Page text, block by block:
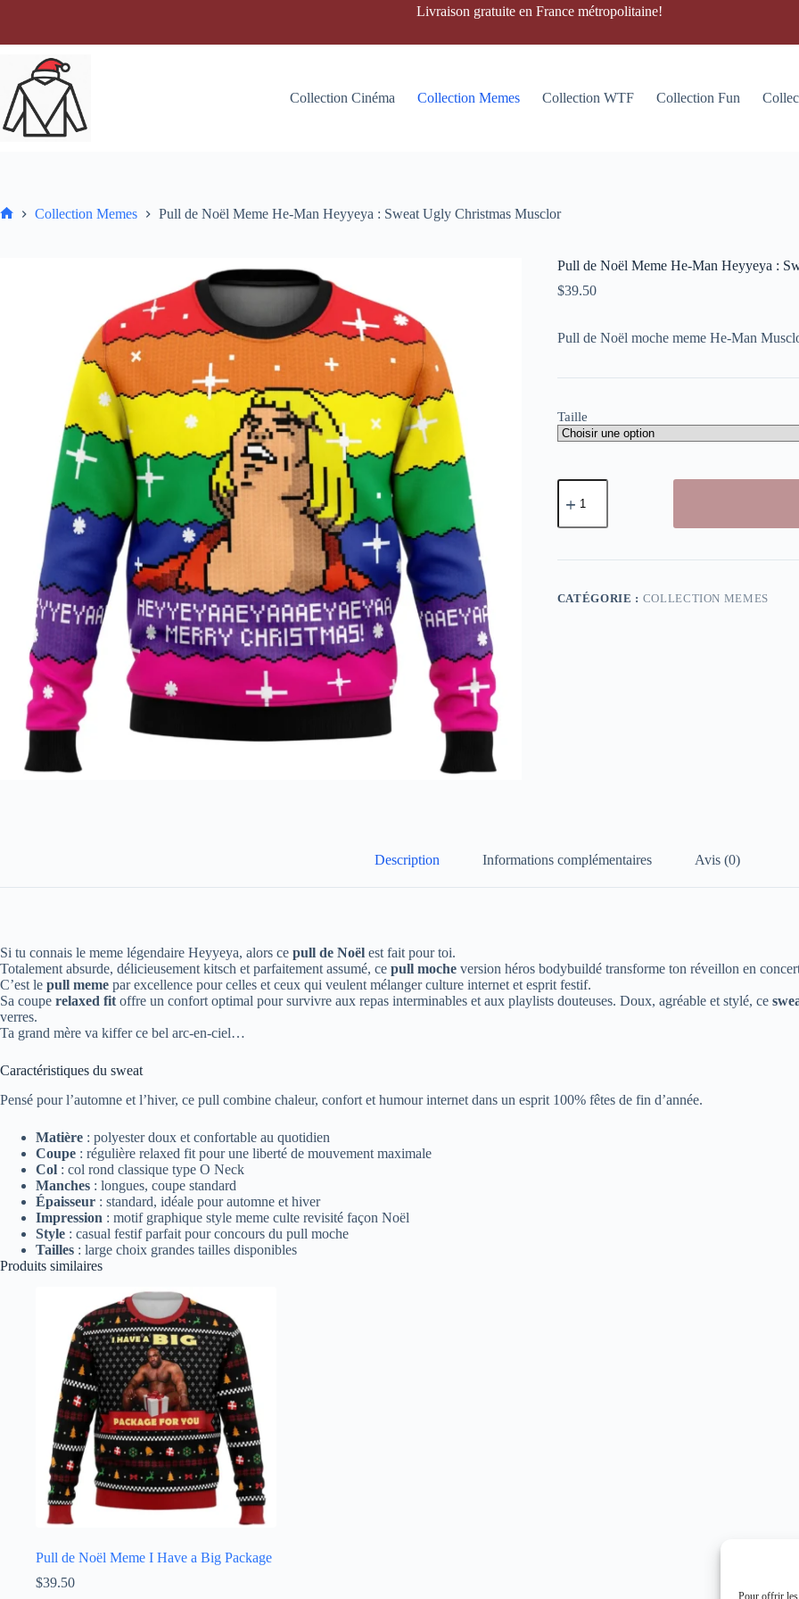
Pour offrir les
Livraison gratuite en France métropolitaine!
Collection Cinéma Collection Memes Collection WTF Collection Fun
Collection Memes Pull de Noël Meme He-Man Heyyeya : Sweat Ugly Christmas Musclor
Pull de Noël Meme He-Man Heyyeya :
$39.50
Pull de Noël moche meme He-Man
Taille
quantité
de
de
Meme
Man
Heyyeya
CATÉGORIE : COLLECTION MEMES
Description Informations complémentaires Avis (0)
Si tu connais le meme légendaire Heyyeya, alors ce pull de Noël est fait pour toi.
Totalement absurde, délicieusement kitsch et parfaitement assumé, ce pull moche version héros bodybuildé transforme ton réveillon en
C’est le pull meme par excellence pour celles et ceux qui veulent mélanger culture internet et esprit festif.
Sa coupe relaxed fit offre un confort optimal pour survivre aux repas interminables et aux playlists douteuses. Doux, agréable et stylé, ce
verres.
Ta grand mère va kiffer ce bel arc-en-ciel…
Caractéristiques du sweat
Pensé pour l’automne et l’hiver, ce pull combine chaleur, confort et humour internet dans un esprit 100% fêtes de fin d’année.
Matière : polyester doux et confortable au quotidien
Coupe : régulière relaxed fit pour une liberté de mouvement maximale
Col : col rond classique type O Neck
Manches : longues, coupe standard
Épaisseur : standard, idéale pour automne et hiver
Impression : motif graphique style meme culte revisité façon Noël
Style : casual festif parfait pour concours du pull moche
Tailles : large choix grandes tailles disponibles
Produits similaires
Pull de Noël Meme I Have a Big Package
$39.50